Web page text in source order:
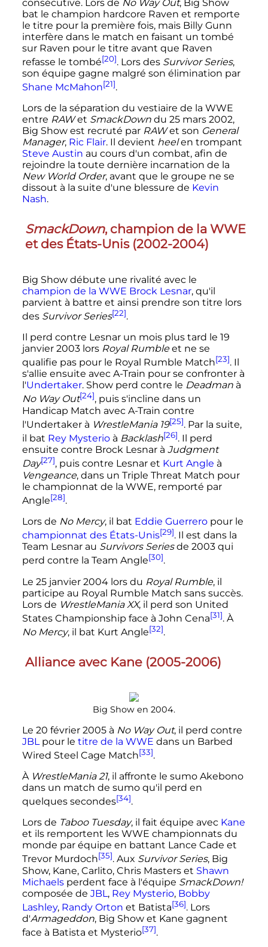
consécutive. Lors de No Way Out, Big Show
bat le champion hardcore Raven et remporte
le titre pour la première fois, mais Billy Gunn
interfère dans le match en faisant un tombé
sur Raven pour le titre avant que Raven
refasse le tombé[20]. Lors des Survivor Series,
son équipe gagne malgré son élimination par
Shane McMahon[21].
Lors de la séparation du vestiaire de la WWE
entre RAWet SmackDowndu 25 mars 2002,
Big Show est recruté par RAWet son General
Manager, Ric Flair. Il devient heelen trompant
Steve Austin au cours d'un combat, afin de
rejoindre la toute dernière incarnation de la
New World Order, avant que le groupe ne se
dissout à la suite d'une blessure de Kevin
Nash.
SmackDown, champion de la WWE
et des États-Unis (2002-2004)
Big Show débute une rivalité avec le
champion de la WWE Brock Lesnar, qu'il
parvient à battre et ainsi prendre son titre lors
des Survivor Series[22].
Il perd contre Lesnar un mois plus tard le 19
janvier 2003lors Royal Rumbleet ne se
qualifie pas pour le Royal Rumble Match[23]. Il
s'allie ensuite avec A-Train pour se confronter à
l'Undertaker. Show perd contre le Deadmanà
No Way Out[24], puis s'incline dans un
Handicap Match avec A-Train contre
l'Undertaker à WrestleMania 19[25]. Par la suite,
il bat Rey Mysterioà Backlash[26]. Il perd
ensuite contre Brock Lesnar à Judgment
Day[27], puis contre Lesnar et Kurt Angle à
Vengeance, dans un Triple Threat Match pour
le championnat de la WWE, remporté par
Angle[28].
Lors de No Mercy, il bat Eddie Guerreropour le
championnat des États-Unis[29]. Il est dans la
Team Lesnar au Survivors Seriesde 2003 qui
perd contre la Team Angle[30].
Le 25 janvier 2004lors du Royal Rumble, il
participe au Royal Rumble Match sans succès.
Lors de WrestleMania XX, il perd son United
States Championship face à John Cena[31]. À
No Mercy, il bat Kurt Angle[32].
Alliance avec Kane (2005-2006)
Big Show en 2004.
Le 20 février 2005à No Way Out, il perd contre
JBL pour le titre de la WWE dans un Barbed
Wired Steel Cage Match[33].
À WrestleMania 21, il affronte le sumo Akebono
dans un match de sumo qu'il perd en
quelques secondes[34].
Lors de Taboo Tuesday, il fait équipe avec Kane
et ils remportent les WWE championnats du
monde par équipe en battant Lance Cade et
Trevor Murdoch[35]. Aux Survivor Series, Big
Show, Kane, Carlito, Chris Masters et Shawn
Michaelsperdent face à l'équipe SmackDown!
composée de JBL , Rey Mysterio, Bobby
Lashley, Randy Orton et Batista[36]. Lors
d'Armageddon, Big Show et Kane gagnent
face à Batista et Mysterio[37].